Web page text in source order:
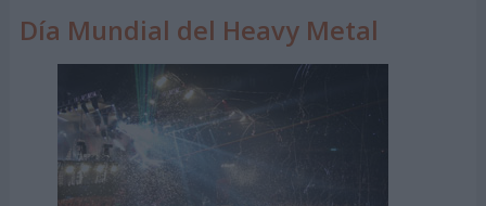
Día Mundial del Heavy Metal